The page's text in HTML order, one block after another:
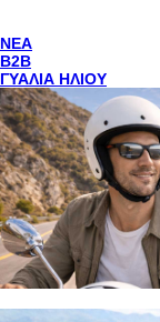
NEA
Β2Β
ΓΥΑΛΙΑ ΗΛΙΟΥ